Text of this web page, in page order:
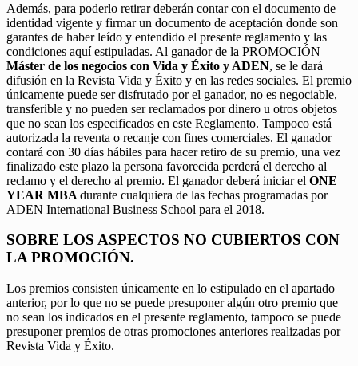
Además, para poderlo retirar deberán contar con el documento de
identidad vigente y firmar un documento de aceptación donde son
garantes de haber leído y entendido el presente reglamento y las
condiciones aquí estipuladas. Al ganador de la PROMOCIÓN
Máster de los negocios con Vida y Éxito y ADEN, se le dará
difusión en la Revista Vida y Éxito y en las redes sociales. El premio
únicamente puede ser disfrutado por el ganador, no es negociable,
transferible y no pueden ser reclamados por dinero u otros objetos
que no sean los especificados en este Reglamento. Tampoco está
autorizada la reventa o recanje con fines comerciales. El ganador
contará con 30 días hábiles para hacer retiro de su premio, una vez
finalizado este plazo la persona favorecida perderá el derecho al
reclamo y el derecho al premio. El ganador deberá iniciar el ONE
YEAR MBA durante cualquiera de las fechas programadas por
ADEN International Business School para el 2018.
SOBRE LOS ASPECTOS NO CUBIERTOS CON
LA PROMOCIÓN.
Los premios consisten únicamente en lo estipulado en el apartado
anterior, por lo que no se puede presuponer algún otro premio que
no sean los indicados en el presente reglamento, tampoco se puede
presuponer premios de otras promociones anteriores realizadas por
Revista Vida y Éxito.